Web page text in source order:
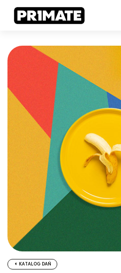
KATALOG DAŃ